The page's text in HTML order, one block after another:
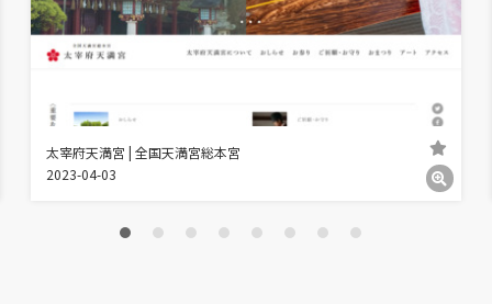
太宰府天満宮 | 全国天満宮総本宮
2023-04-03